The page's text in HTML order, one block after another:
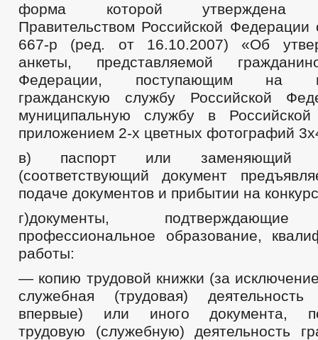
форма которой утверждена
Правительством Российской
667-р (ред. от 16.10.2007) «Об
анкеты, представляемой
Федерации, поступающим на
гражданскую службу Российской
муниципальную службу в
приложением 2-х цветных фотографий
в) паспорт или заменяющий
(соответствующий документ
подаче документов и прибытии на
г)документы, подтверждающие
профессиональное образование,
работы:
— копию трудовой книжки (за
служебная (трудовая) деятельность
впервые) или иного документа,
трудовую (служебную) деятельность